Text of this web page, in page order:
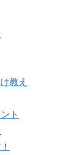
教え
ト